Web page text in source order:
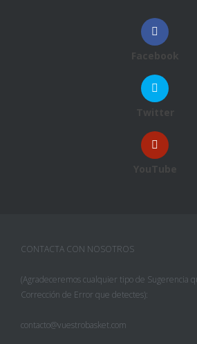
Facebook
Twitter
YouTube
CONTACTA CON NOSOTROS
(Agradeceremos cualquier tipo de Sugerencia
Corrección de Error que detectes):
contacto@vuestrobasket.com